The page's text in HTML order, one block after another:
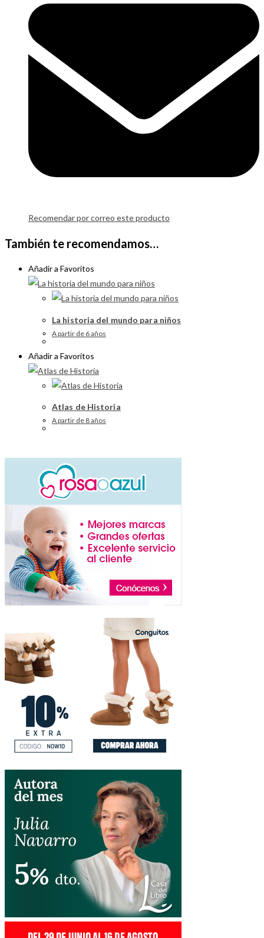
Recomendar por correo este producto
También te recomendamos…
Añadir a Favoritos
La historia del mundo para niños
A partir de 6 años
Añadir a Favoritos
Atlas de Historia
A partir de 8 años